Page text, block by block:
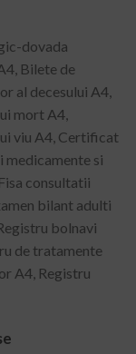
dovada
Bilete de
al decesului A4,
mort A4,
viu A4, Certificat
si
consultatii
bilant adulti
bolnavi
de tratamente
A4, Registru